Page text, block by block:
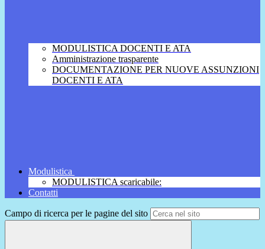
MODULISTICA DOCENTI E ATA
Amministrazione trasparente
DOCUMENTAZIONE PER NUOVE ASSUNZIONI
DOCENTI E ATA
Modulistica
MODULISTICA scaricabile:
Contatti
Campo di ricerca per le pagine del sito